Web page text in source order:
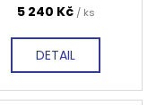
5 240 Kč / ks
DETAIL